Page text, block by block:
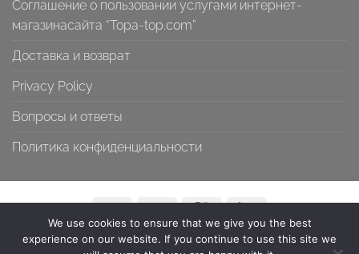
Соглашение о пользовании услугами интернет-
магазинасайта “Topa-top.com”
Доставка и возврат
Privacy Policy
Вопросы и ответы
Политика конфиденциальности
СОГЛАШЕНИЕ О ПОЛЬЗОВАНИИ УСЛУГАМИ ИНТЕРНЕТ-
МАГАЗИНАСАЙТА “TOPA-TOP.COM”
We use cookies to ensure that we give you the best
experience on our website. If you continue to use this site we